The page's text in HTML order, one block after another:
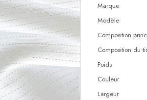
Marque
Modèle
Composition
Composition du
Poids
Couleur
Largeur